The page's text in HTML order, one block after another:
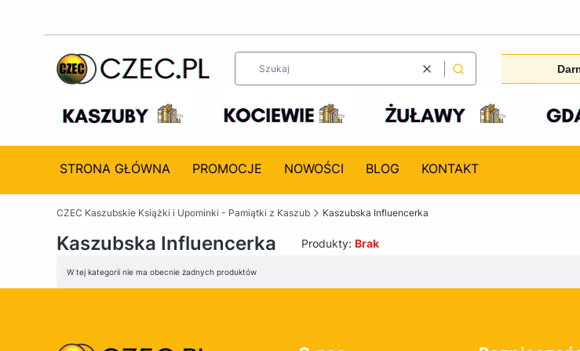
WyczyśćSzukaj
STRONA GŁÓWNA PROMOCJE NOWOŚCI BLOG KONTAKT
CZEC Kaszubskie Książki i Upominki - Pamiątki z Kaszub Kaszubska Influencerka
Kaszubska Influencerka Produkty: Brak
Lista produktów
W tej kategorii nie ma obecnie żadnych produktów